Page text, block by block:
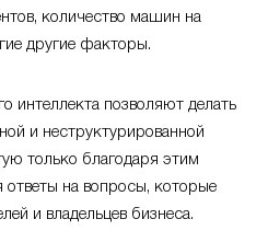
количество машин на
другие факторы.
интеллекта позволяют делать
и неструктурированной
только благодаря этим
ответы на вопросы, которые
и владельцев бизнеса.